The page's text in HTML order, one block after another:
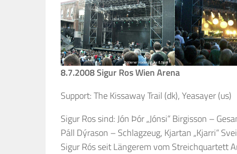
8.7.2008 Sigur Ros Wien Arena
Support: The Kissaway Trail (dk), Yeasayer (us)
Sigur Ros sind: Jón Þór „Jónsi“ Birgisson –
Páll Dýrason – Schlagzeug, Kjartan „Kjarri“
Sigur Rós seit Längerem vom Streichquartett